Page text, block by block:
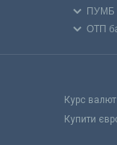
ПУМБ
ОТП
Курс
Купити